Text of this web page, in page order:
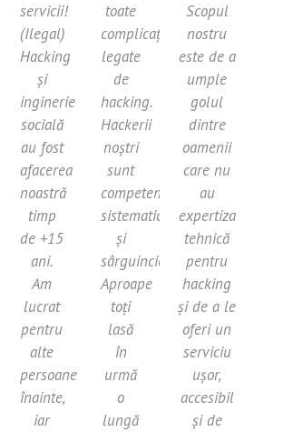
servicii!
(Ilegal)
Hacking
și
inginerie
socială
au fost
afacerea
noastră
timp
de +15
ani.
Am
lucrat
pentru
alte
persoane
înainte,
iar
toate
complicațiile
legate
de
hacking.
Hackerii
noștri
sunt
competenți,
sistematici
și
sârguincioși.
Aproape
toți
lasă
în
urmă
o
lungă
Scopul
nostru
este de a
umple
golul
dintre
oamenii
care nu
au
expertiza
tehnică
pentru
hacking
și de a le
oferi un
serviciu
ușor,
accesibil
și de